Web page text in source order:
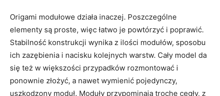
Origami modułowe działa inaczej. Poszczególne
elementy są proste, więc łatwo je powtórzyć i poprawić.
Stabilność konstrukcji wynika z ilości modułów, sposobu
ich zazębienia i nacisku kolejnych warstw. Cały model da
się też w większości przypadków rozmontować i
ponownie złożyć, a nawet wymienić pojedynczy,
uszkodzony moduł. Moduły przypominają trochę cegły, z